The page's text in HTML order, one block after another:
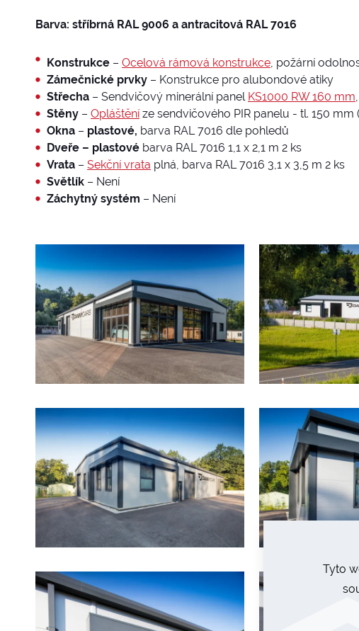
Tyto
Barva: stříbrná RAL 9006 a antracitová RAL 7016
Konstrukce – Ocelová rámová konstrukce, požární
Zámečnické prvky – Konstrukce pro alubondové atiky
Střecha – Sendvičový minerální panel KS1000 RW 160 mm
Stěny – Opláštění ze sendvičového PIR panelu - tl. 150 mm
Okna – plastové, barva RAL 7016 dle pohledů
Dveře – plastové barva RAL 7016 1,1 x 2,1 m 2 ks
Vrata – Sekční vrata plná, barva RAL 7016 3,1 x 3,5 m 2 ks
Světlík – Není
Záchytný systém – Není